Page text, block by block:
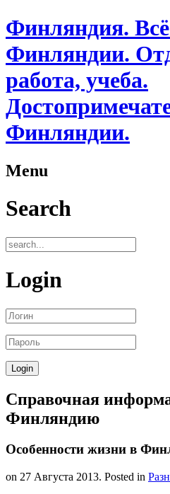
Финляндия.
Финляндии.
работа, учеба.
Финляндии.
Menu
Search
Login
Справочная
Финляндию
Особенности жизни в
on 27 Августа 2013. Posted in